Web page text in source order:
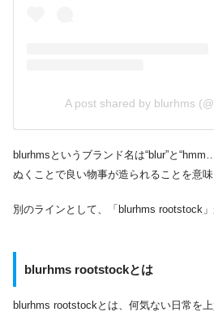
A post shared by blurhms
blurhmsというブランド名は“blur”と
ぬくことで良い物事が造られることを意味
別のラインとして、「blurhms rootstock」
blurhms rootstockとは
blurhms rootstockとは、何気ない日常を